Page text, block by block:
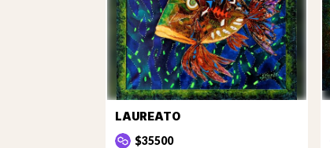
LAUREATO
$35500